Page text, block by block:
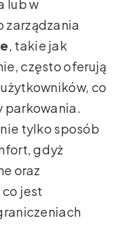
lub w
zarządzania
, takie jak
często oferują
co
parkowania.
tylko sposób
gdyż
oraz
jest